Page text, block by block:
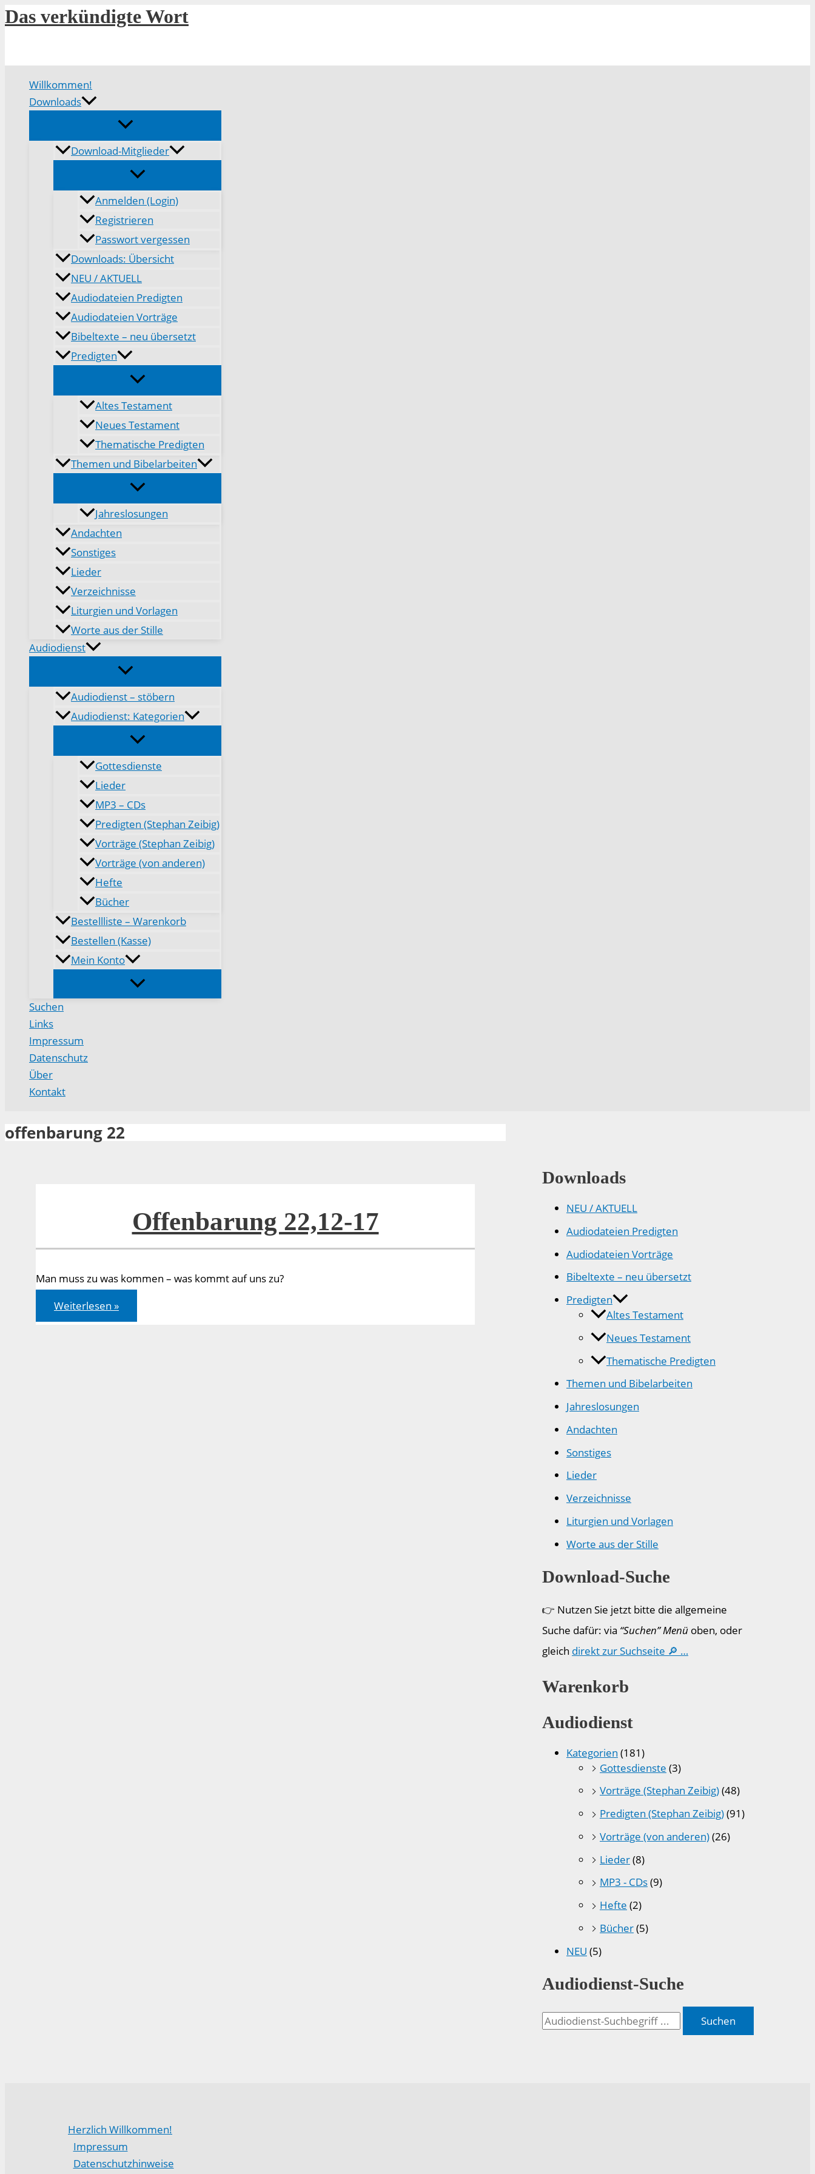
Zum
Inhalt
Das verkündigte Wort
Willkommen!
Downloads
Download-Mitglieder
Anmelden (Login)
Registrieren
Passwort vergessen
Downloads: Übersicht
NEU / AKTUELL
Audiodateien Predigten
Audiodateien Vorträge
Bibeltexte – neu übersetzt
Predigten
Altes Testament
Neues Testament
Thematische Predigten
Themen und Bibelarbeiten
Jahreslosungen
Andachten
Sonstiges
Lieder
Verzeichnisse
Liturgien und Vorlagen
Worte aus der Stille
Audiodienst
Audiodienst – stöbern
Audiodienst: Kategorien
Gottesdienste
Lieder
MP3 – CDs
Predigten (Stephan Zeibig)
Vorträge (Stephan Zeibig)
Vorträge (von anderen)
Hefte
Bücher
Bestellliste – Warenkorb
Bestellen (Kasse)
Mein Konto
Suchen
Links
Impressum
Datenschutz
Über
Kontakt
offenbarung 22
Offenbarung 22,12-17
Man muss zu was kommen – was kommt auf uns zu?
Offenbarung
22,12-
17
Weiterlesen »
Downloads
NEU / AKTUELL
Audiodateien Predigten
Audiodateien Vorträge
Bibeltexte – neu übersetzt
Predigten
Altes Testament
Neues Testament
Thematische Predigten
Themen und Bibelarbeiten
Jahreslosungen
Andachten
Sonstiges
Lieder
Verzeichnisse
Liturgien und Vorlagen
Worte aus der Stille
Download-Suche
👉 Nutzen Sie jetzt bitte die allgemeine
Suche dafür: via “Suchen” Menü oben, oder
gleich direkt zur Suchseite 🔎 …
Warenkorb
Audiodienst
Kategorien (181)
Gottesdienste (3)
Vorträge (Stephan Zeibig)(48)
Predigten (Stephan Zeibig)(91)
Vorträge (von anderen)(26)
Lieder(8)
MP3 - CDs(9)
Hefte (2)
Bücher(5)
NEU (5)
Audiodienst-Suche
Suchen
Herzlich Willkommen!
Impressum
Datenschutzhinweise